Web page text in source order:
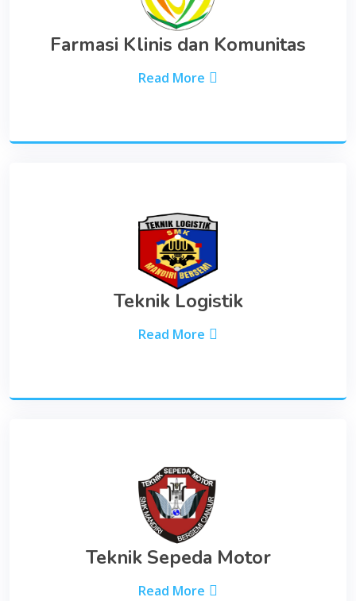
Farmasi Klinis dan Komunitas
Read More
Teknik Logistik
Read More
Teknik Sepeda Motor
Read More